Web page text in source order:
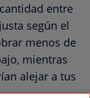
entre
según el
menos de
mientras
alejar a tus